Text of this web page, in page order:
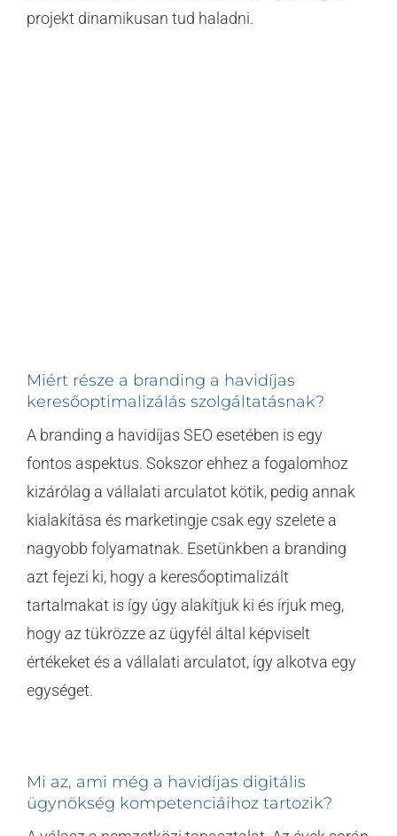
projekt dinamikusan tud haladni.
Miért része a branding a havidíjas
keresőoptimalizálás szolgáltatásnak?
A branding a havidíjas SEO esetében is egy
fontos aspektus. Sokszor ehhez a fogalomhoz
kizárólag a vállalati arculatot kötik, pedig annak
kialakítása és marketingje csak egy szelete a
nagyobb folyamatnak. Esetünkben a branding
azt fejezi ki, hogy a keresőoptimalizált
tartalmakat is így úgy alakítjuk ki és írjuk meg,
hogy az tükrözze az ügyfél által képviselt
értékeket és a vállalati arculatot, így alkotva egy
egységet.
Mi az, ami még a havidíjas digitális
ügynökség kompetenciáihoz tartozik?